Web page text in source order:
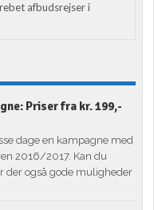
afbudsrejser i
Priser fra kr. 199,-
dage en kampagne med
2016/2017. Kan du
der også gode muligheder